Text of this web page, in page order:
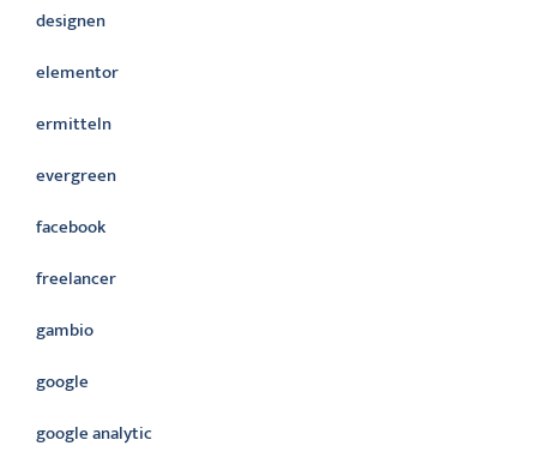
designen
elementor
ermitteln
evergreen
facebook
freelancer
gambio
google
google analytic